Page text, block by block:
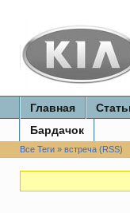
Главная
Бардачок
Все Теги» встреча(RSS)